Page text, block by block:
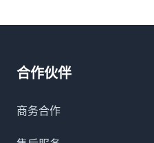
合作伙伴
商务合作